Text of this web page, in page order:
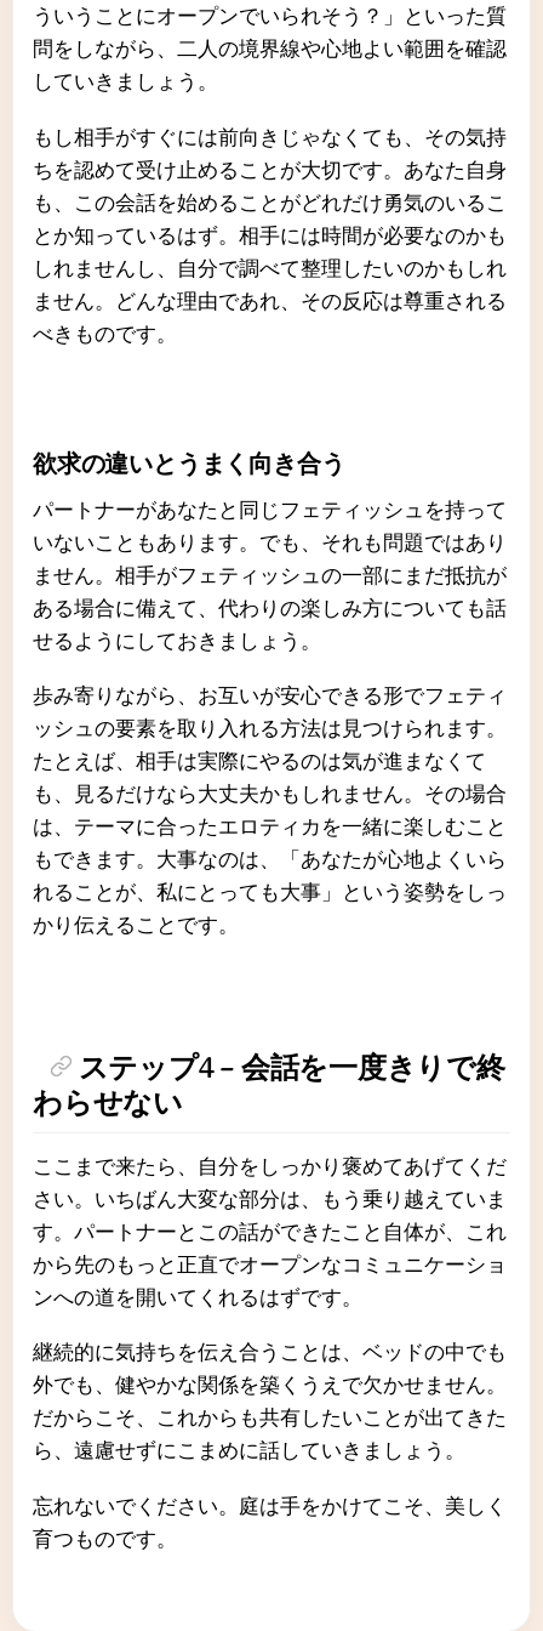
ういうことにオープンでいられそう？」といった質
問をしながら、二人の境界線や心地よい範囲を確認
していきましょう。
もし相手がすぐには前向きじゃなくても、その気持
ちを認めて受け止めることが大切です。あなた自身
も、この会話を始めることがどれだけ勇気のいるこ
とか知っているはず。相手には時間が必要なのかも
しれませんし、自分で調べて整理したいのかもしれ
ません。どんな理由であれ、その反応は尊重される
べきものです。
欲求の違いとうまく向き合う
パートナーがあなたと同じフェティッシュを持って
いないこともあります。でも、それも問題ではあり
ません。相手がフェティッシュの一部にまだ抵抗が
ある場合に備えて、代わりの楽しみ方についても話
せるようにしておきましょう。
歩み寄りながら、お互いが安心できる形でフェティ
ッシュの要素を取り入れる方法は見つけられます。
たとえば、相手は実際にやるのは気が進まなくて
も、見るだけなら大丈夫かもしれません。その場合
は、テーマに合ったエロティカを一緒に楽しむこと
もできます。大事なのは、「あなたが心地よくいら
れることが、私にとっても大事」という姿勢をしっ
かり伝えることです。
ステップ4 – 会話を一度きりで終
わらせない
ここまで来たら、自分をしっかり褒めてあげてくだ
さい。いちばん大変な部分は、もう乗り越えていま
す。パートナーとこの話ができたこと自体が、これ
から先のもっと正直でオープンなコミュニケーショ
ンへの道を開いてくれるはずです。
継続的に気持ちを伝え合うことは、ベッドの中でも
外でも、健やかな関係を築くうえで欠かせません。
だからこそ、これからも共有したいことが出てきた
ら、遠慮せずにこまめに話していきましょう。
忘れないでください。庭は手をかけてこそ、美しく
育つものです。